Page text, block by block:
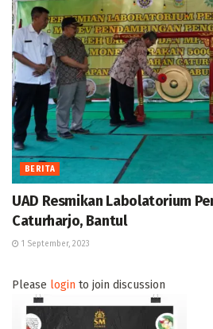
BERITA
UAD Resmikan Labolatorium
Caturharjo, Bantul
1 September, 2023
Please login to join discussion